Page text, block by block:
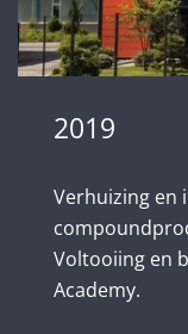
2019
Verhuizing en
Voltooiing en
Academy.